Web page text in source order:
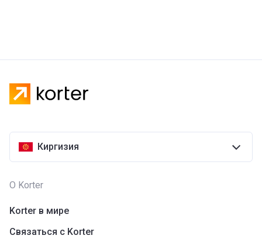
Киргизия
О Korter
Korter в мире
Связаться с Korter